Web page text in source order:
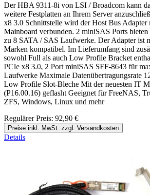
Der HBA 9311-8i von LSI / Broadcom kann
weitere Festplatten an Ihrem Server
x8 3.0 Schnittstelle wird der Host Bus Adapter
Mainboard verbunden. 2 miniSAS Ports
zu 8 SATA / SAS Laufwerke. Der Adapter ist
Marken kompatibel. Im Lieferumfang sind
sowohl Full als auch Low Profile Bracket
PCIe x8 3.0, 2 Port miniSAS SFF-8643 für
Laufwerke Maximale Datenübertragungsrate
Low Profile Slot-Bleche Mit der neuesten IT
(P16.00.16) geflasht Geeignet für FreeNAS,
ZFS, Windows, Linux und mehr
Regulärer Preis: 92,90 €
Preise inkl. MwSt. zzgl. Versandkosten
Details